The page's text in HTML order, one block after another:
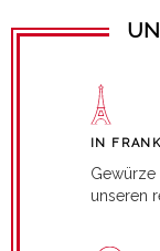
IN
Gewürze
unseren